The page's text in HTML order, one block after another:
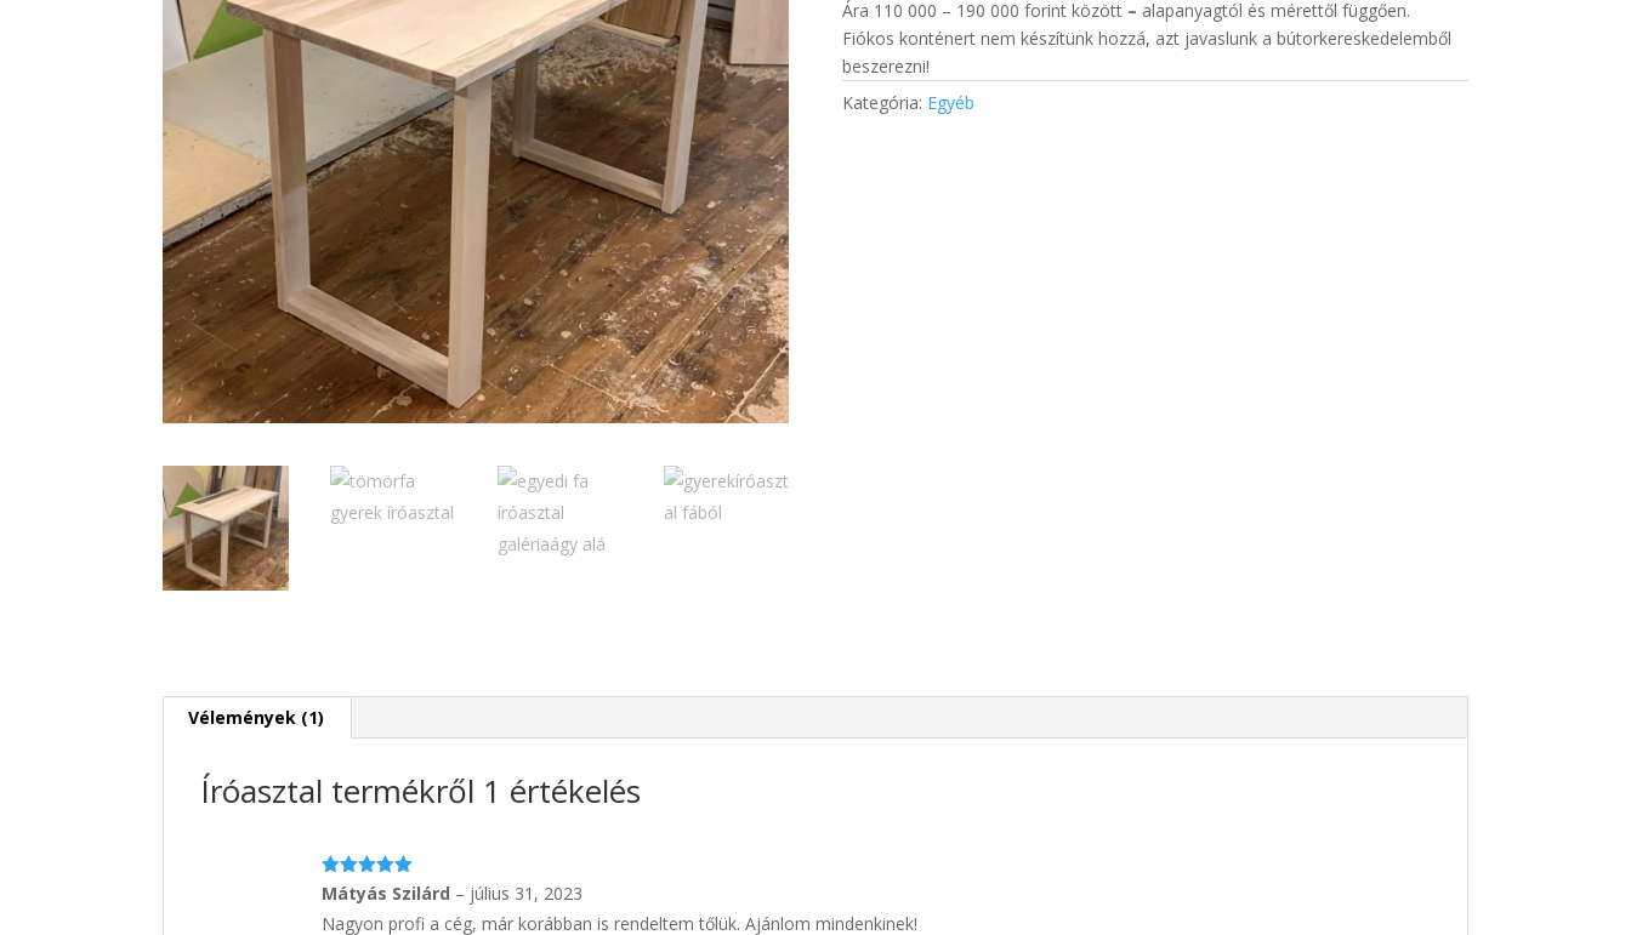
Ára 110 000 – 190 000 forint között – alapanyagtól és mérettől függően.
Fiókos konténert nem készítünk hozzá, azt javaslunk a bútorkereskedelemből
beszerezni!
Kategória: Egyéb
Vélemények (1)
Íróasztal termékről 1 értékelés
Értékelés:
/ 5
Mátyás Szilárd – július 31, 2023
Nagyon profi a cég, már korábban is rendeltem tőlük. Ajánlom mindenkinek!